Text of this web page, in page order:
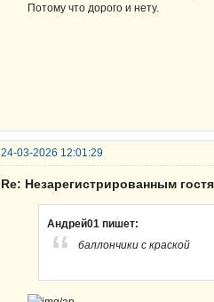
Потому что дорого и нету.
24-03-2026 12:01:29
Re: Незарегистрированным
Андрей01 пишет:
баллончики с краской